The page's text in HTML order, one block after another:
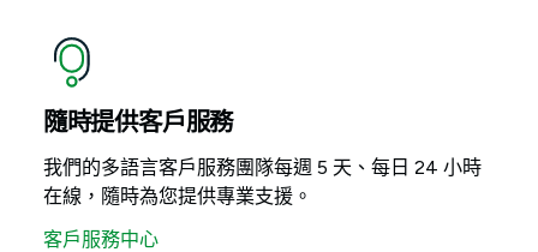
隨時提供客戶服務
我們的多語言客戶服務團隊每週 5 天、每日 24 小時
在線，隨時為您提供專業支援。
客戶服務中心